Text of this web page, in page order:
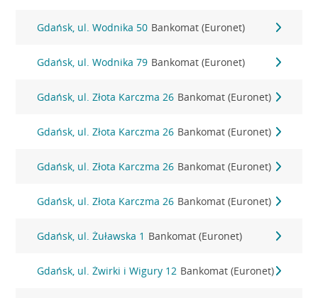
Gdańsk, ul. Wodnika 50 Bankomat (Euronet)
Gdańsk, ul. Wodnika 79 Bankomat (Euronet)
Gdańsk, ul. Złota Karczma 26 Bankomat (Euronet)
Gdańsk, ul. Złota Karczma 26 Bankomat (Euronet)
Gdańsk, ul. Złota Karczma 26 Bankomat (Euronet)
Gdańsk, ul. Złota Karczma 26 Bankomat (Euronet)
Gdańsk, ul. Żuławska 1 Bankomat (Euronet)
Gdańsk, ul. Żwirki i Wigury 12 Bankomat (Euronet)